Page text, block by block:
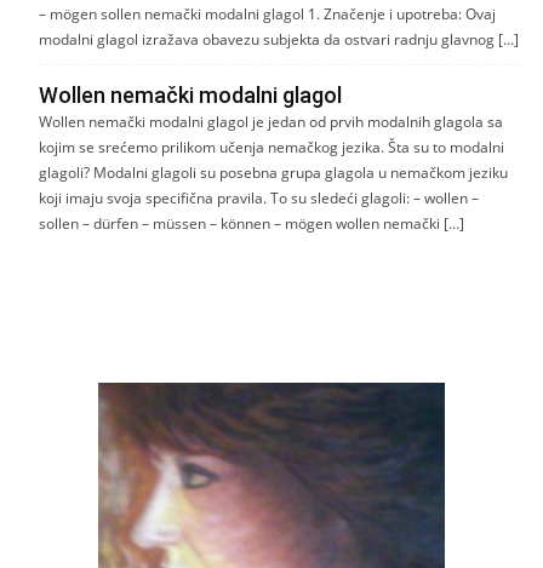
– mögen sollen nemački modalni glagol 1. Značenje i upotreba: Ovaj
modalni glagol izražava obavezu subjekta da ostvari radnju glavnog […]
Wollen nemački modalni glagol
Wollen nemački modalni glagol je jedan od prvih modalnih glagola sa
kojim se srećemo prilikom učenja nemačkog jezika. Šta su to modalni
glagoli? Modalni glagoli su posebna grupa glagola u nemačkom jeziku
koji imaju svoja specifična pravila. To su sledeći glagoli: – wollen –
sollen – dürfen – müssen – können – mögen wollen nemački […]